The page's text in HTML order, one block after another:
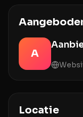
A
Locatie